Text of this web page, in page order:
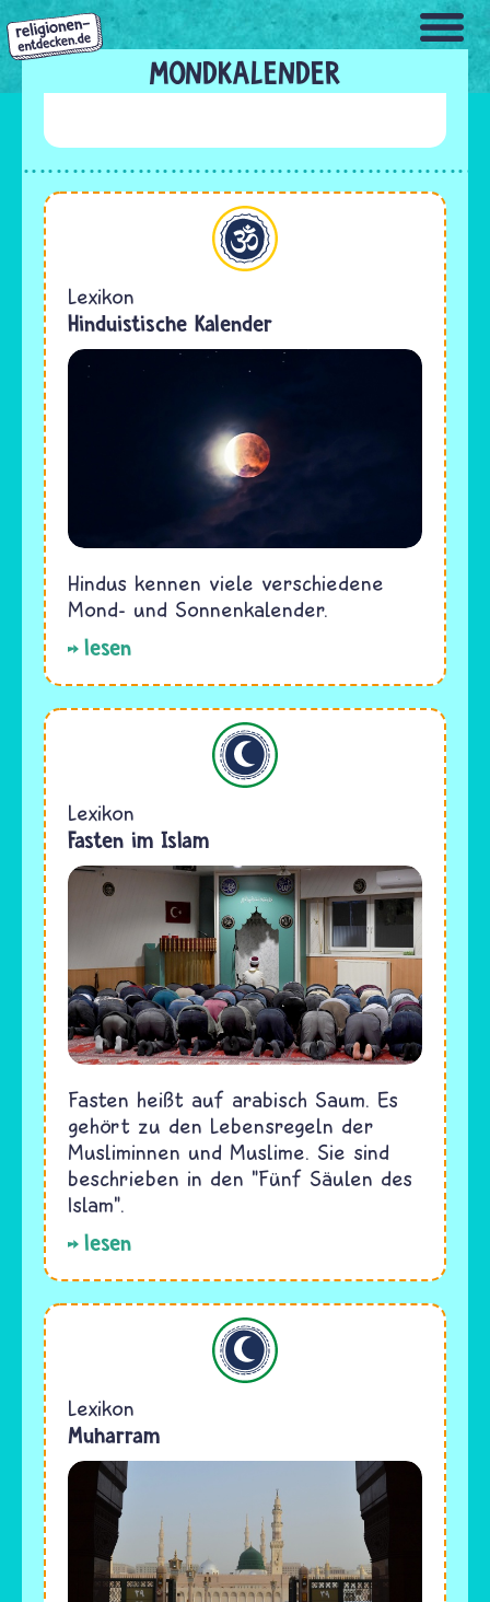
Direkt
zum
Inhalt
MONDKALENDER
Hinduismus
Lexikon
Hinduistische Kalender
Hindus kennen viele verschiedene
Mond- und Sonnenkalender.
lesen
Lexikon
Fasten im Islam
Fasten heißt auf arabisch Saum. Es
gehört zu den Lebensregeln der
Musliminnen und Muslime. Sie sind
beschrieben in den "Fünf Säulen des
Islam".
lesen
Lexikon
Muharram